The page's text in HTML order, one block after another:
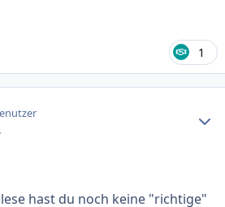
1
hast du noch keine "richtige"